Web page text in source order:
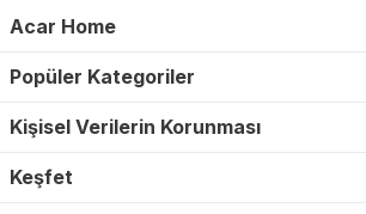
Acar Home
Popüler Kategoriler
Kişisel Verilerin Korunması
Keşfet